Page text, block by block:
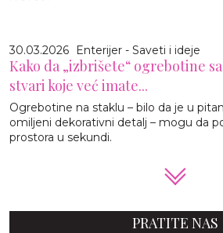
30.03.2026 Enterijer - Saveti i ideje
Kako da „izbrišete“ ogrebotine
stvari koje već imate...
Ogrebotine na staklu – bilo da je u
omiljeni dekorativni detalj – mogu da
prostora u sekundi.
PRATITE NAS